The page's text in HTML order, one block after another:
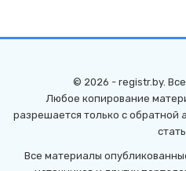
© 2026 - registr.by.
Любое копирование
разрешается только с обратной
Все материалы